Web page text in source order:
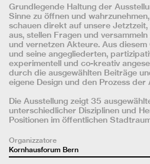
Grundlegende Haltung der
Sinne zu öffnen und
schauen direkt auf unsere
aus, stellen Fragen und
und vernetzen Akteure. Aus
und seine angegliederten,
experimentell und co-kreativ
durch die ausgewählten Beiträge
eigene Design und den Prozess der
Die Ausstellung zeigt 35
unterschiedlicher Disziplinen und
Positionen im öffentlichen
Organizzatore
Kornhausforum Bern